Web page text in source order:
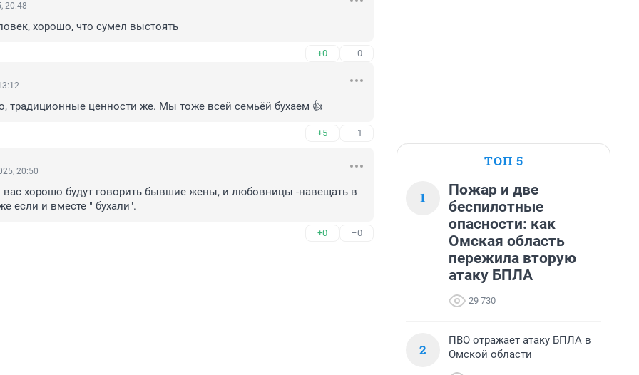
20:48
хорошо, что сумел выстоять
+0 –0
традиционные ценности же. Мы тоже всей семьёй бухаем 👍
+5 –1
20:50
вас хорошо будут говорить бывшие жены, и любовницы -навещать в
если и вместе " бухали".
+0 –0
ТОП 5
1
Пожар и две
беспилотные
опасности: как
Омская область
пережила вторую
атаку БПЛА
29 730
2
ПВО отражает атаку БПЛА в
Омской области